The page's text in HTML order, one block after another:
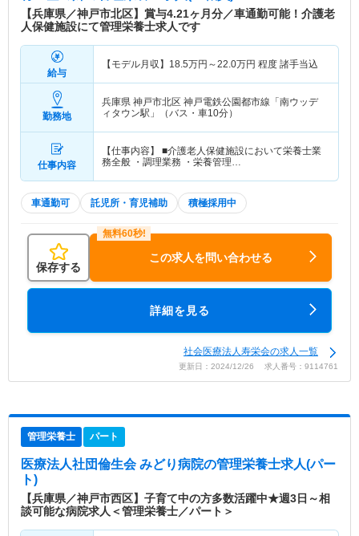
【兵庫県／神戸市北区】賞与4.21ヶ月分／車通勤可能！介護老
人保健施設にて管理栄養士求人です
給与
【モデル月収】 18.5万円～22.0万円 程度 諸手当込
勤務地
兵庫県 神戸市北区 神戸電鉄公園都市線「南ウッデ
ィタウン駅」（バス・車10分）
仕事内容
【仕事内容】 ■介護老人保健施設において栄養士業
務全般 ・調理業務 ・栄養管理…
車通勤可 託児所・育児補助 積極採用中
保存する
この求人を問い合わせる
詳細を見る
社会医療法人寿栄会の求人一覧
更新日：2024/12/26 求人番号：9114761
管理栄養士 パート
医療法人社団倫生会 みどり病院の管理栄養士求人(パー
ト)
【兵庫県／神戸市西区】子育て中の方多数活躍中★週3日～相
談可能な病院求人＜管理栄養士／パート＞